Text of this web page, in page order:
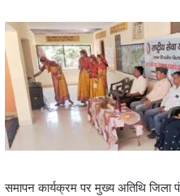
समापन कार्यक्रम पर मुख्य अतिथि जिला